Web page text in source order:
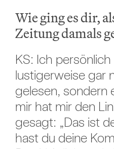
Wie ging es dir,
Zeitung damals
KS: Ich
lustigerweise gar
gelesen, sondern
mir hat mir den
gesagt: „Das ist
hast du deine